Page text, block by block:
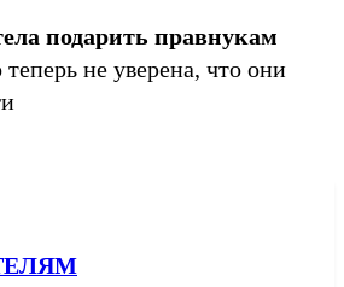
подарить правнукам
теперь не уверена, что они